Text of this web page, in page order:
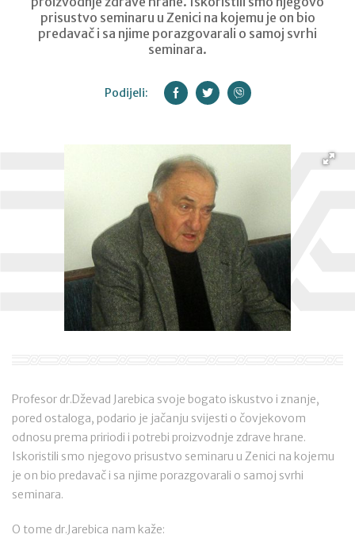
prisustvo seminaru u Zenici na kojemu je on bio
predavač i sa njime porazgovarali o samoj svrhi
seminara.
Podijeli:
Profesor dr.Dževad Jarebica svoje bogato iskustvo i znanje,
pored ostaloga, podario je jačanju svijesti o čovjekovom
odnosu prema pririodi i potrebi proizvodnje zdrave hrane.
Iskoristili smo njegovo prisustvo seminaru u Zenici na kojemu
je on bio predavač i sa njime porazgovarali o samoj svrhi
seminara.
O tome dr.Jarebica nam kaže: